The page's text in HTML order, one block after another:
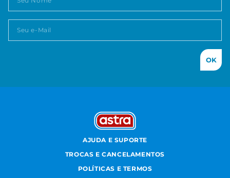
OK
AJUDA E SUPORTE
TROCAS E CANCELAMENTOS
POLÍTICAS E TERMOS